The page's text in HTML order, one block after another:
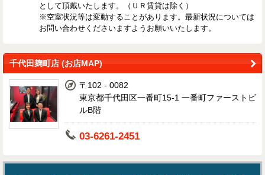
として頂戴いたします。（ＵＲ賃貸は除く）
※空室状況等は変動することがあります。最新状況については
お問い合わせくださいますようお願いいたします。
千代田麹町店 (お店MAP)
〒102 - 0082
東京都千代田区一番町15-1 一番町ファーストビ
ルB階
03-6261-2451